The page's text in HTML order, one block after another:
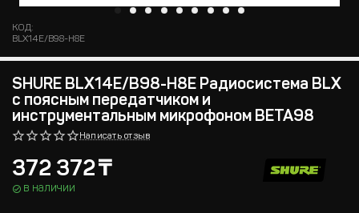
КОД:
BLX14E/B98-H8E
SHURE BLX14E/B98-H8E Радиосистема BLX
с поясным передатчиком и
инструментальным микрофоном BETA98
Написать отзыв
372 372₸
в наличии